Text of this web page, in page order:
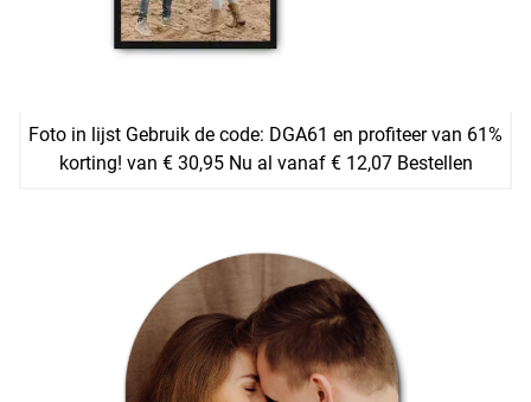
Foto in lijst Gebruik de code: DGA61 en profiteer van 61%
korting! van € 30,95 Nu al vanaf € 12,07 Bestellen